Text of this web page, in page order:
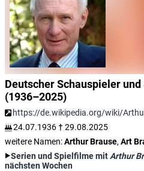
Deutscher Schauspieler
(1936–2025)
https://de.wikipedia.org/wiki/
24.07.1936 † 29.08.2025
weitere Namen:Arthur Brause, Art
Serien und Spielfilme mit Arthur
nächsten Wochen